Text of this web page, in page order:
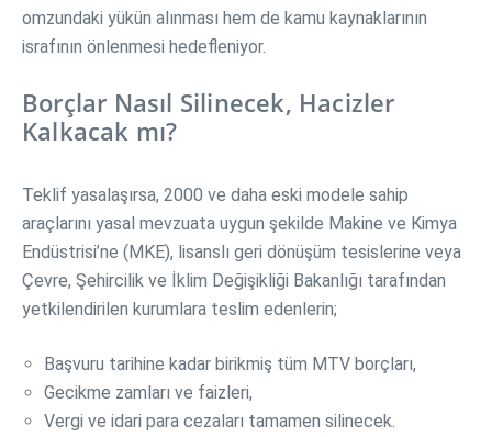
omzundaki yükün alınması hem de kamu kaynaklarının
israfının önlenmesi hedefleniyor.
Borçlar Nasıl Silinecek, Hacizler
Kalkacak mı?
Teklif yasalaşırsa, 2000 ve daha eski modele sahip
araçlarını yasal mevzuata uygun şekilde Makine ve Kimya
Endüstrisi’ne (MKE), lisanslı geri dönüşüm tesislerine veya
Çevre, Şehircilik ve İklim Değişikliği Bakanlığı tarafından
yetkilendirilen kurumlara teslim edenlerin;
Başvuru tarihine kadar birikmiş tüm MTV borçları,
Gecikme zamları ve faizleri,
Vergi ve idari para cezaları tamamen silinecek.